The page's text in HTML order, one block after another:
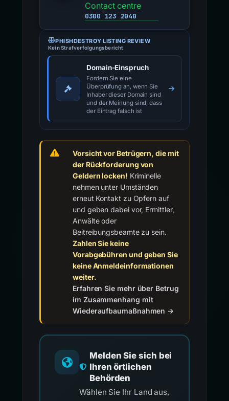
Contact centre
0300 123 2040
PHISHDESTROY LISTING REVIEW
Kein Strafverfolgungsbericht
Domain-Einspruch
Fordern Sie eine
Überprüfung an, wenn Sie
Inhaber dieser Domain sind
und der Meinung sind, dass
der Eintrag falsch ist
Vorsicht vor Betrügern, die mit
der Rückforderung von
Geldern locken! Kriminelle
nehmen unter Umständen
erneut Kontakt zu Opfern auf
und geben dabei vor, Ermittler,
Anwälte oder
Beitreibungsbeamte zu sein.
Zahlen Sie keine
Vorabgebühren und geben Sie
keine Anmeldeinformationen
weiter.
Erfahren Sie mehr über Betrug
im Zusammenhang mit
Wiederaufbaumaßnahmen →
Melden Sie sich bei
Ihren örtlichen
Behörden
Wählen Sie Ihr Land aus,